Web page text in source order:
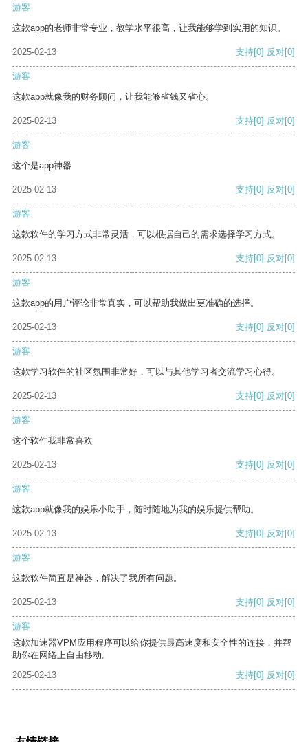
游客
这款app的老师非常专业，教学水平很高，让我能够学到实用的知识。
2025-02-13 支持[0] 反对[0]
游客
这款app就像我的财务顾问，让我能够省钱又省心。
2025-02-13 支持[0] 反对[0]
游客
这个是app神器
2025-02-13 支持[0] 反对[0]
游客
这款软件的学习方式非常灵活，可以根据自己的需求选择学习方式。
2025-02-13 支持[0] 反对[0]
游客
这款app的用户评论非常真实，可以帮助我做出更准确的选择。
2025-02-13 支持[0] 反对[0]
游客
这款学习软件的社区氛围非常好，可以与其他学习者交流学习心得。
2025-02-13 支持[0] 反对[0]
游客
这个软件我非常喜欢
2025-02-13 支持[0] 反对[0]
游客
这款app就像我的娱乐小助手，随时随地为我的娱乐提供帮助。
2025-02-13 支持[0] 反对[0]
游客
这款软件简直是神器，解决了我所有问题。
2025-02-13 支持[0] 反对[0]
游客
这款加速器VPM应用程序可以给你提供最高速度和安全性的连接，并帮
助你在网络上自由移动。
2025-02-13
支持[0] 反对[0]